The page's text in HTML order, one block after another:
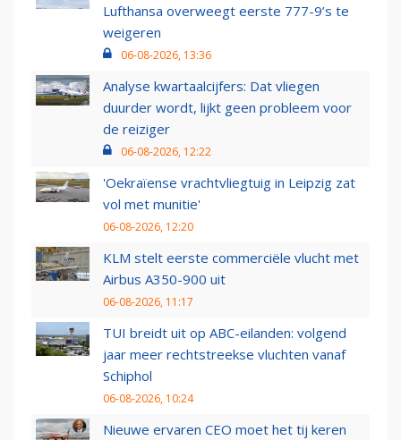
Lufthansa overweegt eerste 777-9’s te
weigeren
06-08-2026, 13:36
Analyse kwartaalcijfers: Dat vliegen
duurder wordt, lijkt geen probleem voor
de reiziger
06-08-2026, 12:22
'Oekraïense vrachtvliegtuig in Leipzig zat
vol met munitie'
06-08-2026, 12:20
KLM stelt eerste commerciële vlucht met
Airbus A350-900 uit
06-08-2026, 11:17
TUI breidt uit op ABC-eilanden: volgend
jaar meer rechtstreekse vluchten vanaf
Schiphol
06-08-2026, 10:24
Nieuwe ervaren CEO moet het tij keren